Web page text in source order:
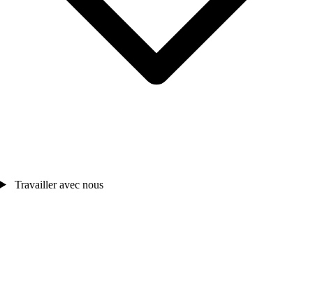
Travailler avec nous